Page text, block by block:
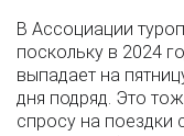
В Ассоциации
поскольку в 2024
выпадает на
дня подряд. Это
спросу на поездки